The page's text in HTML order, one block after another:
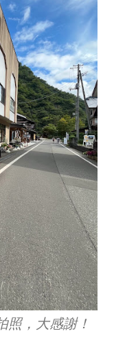
照，大感謝！